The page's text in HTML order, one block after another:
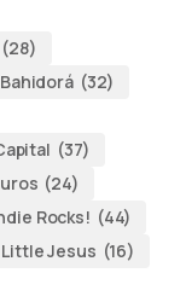
(28)
Bahidorá (32)
(37)
(24)
Rocks! (44)
Little Jesus (16)